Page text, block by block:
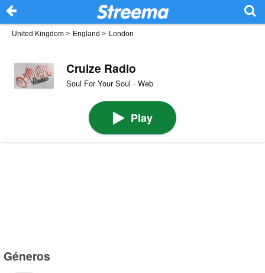
United Kingdom > England > London
Cruize Radio
Soul For Your Soul · Web
Play
Géneros